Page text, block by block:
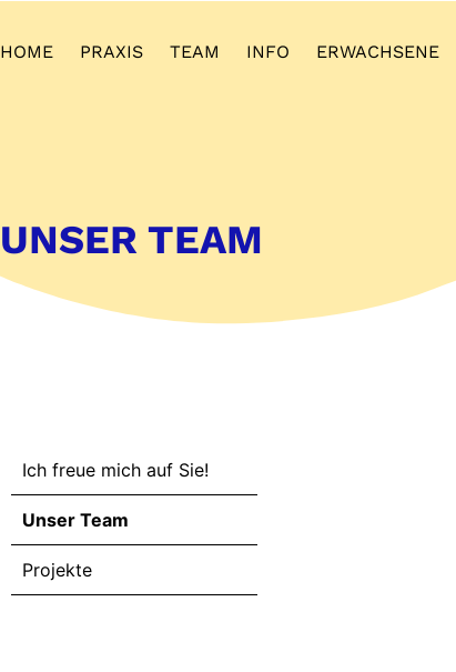
HOME PRAXIS TEAM INFO ERWACHSENE
UNSER TEAM
Team
Ich freue mich auf Sie!
Unser Team
Projekte